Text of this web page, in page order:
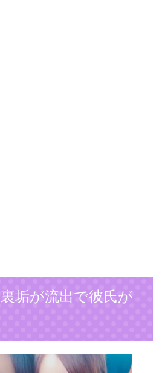
垢が流出で彼氏が